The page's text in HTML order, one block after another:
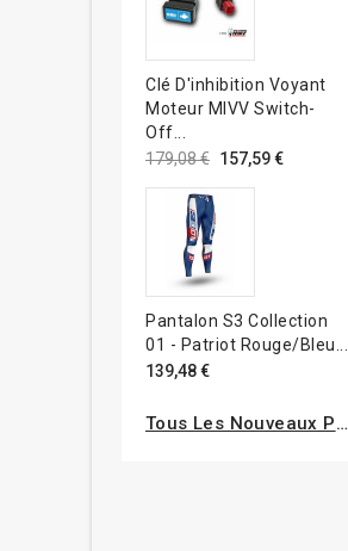
Clé D'inhibition Voyant
Moteur MIVV Switch-
Off...
179,08 € 157,59 €
Pantalon S3 Collection
01 - Patriot Rouge/bleu...
139,48 €
Tous Les Nouveaux Produits